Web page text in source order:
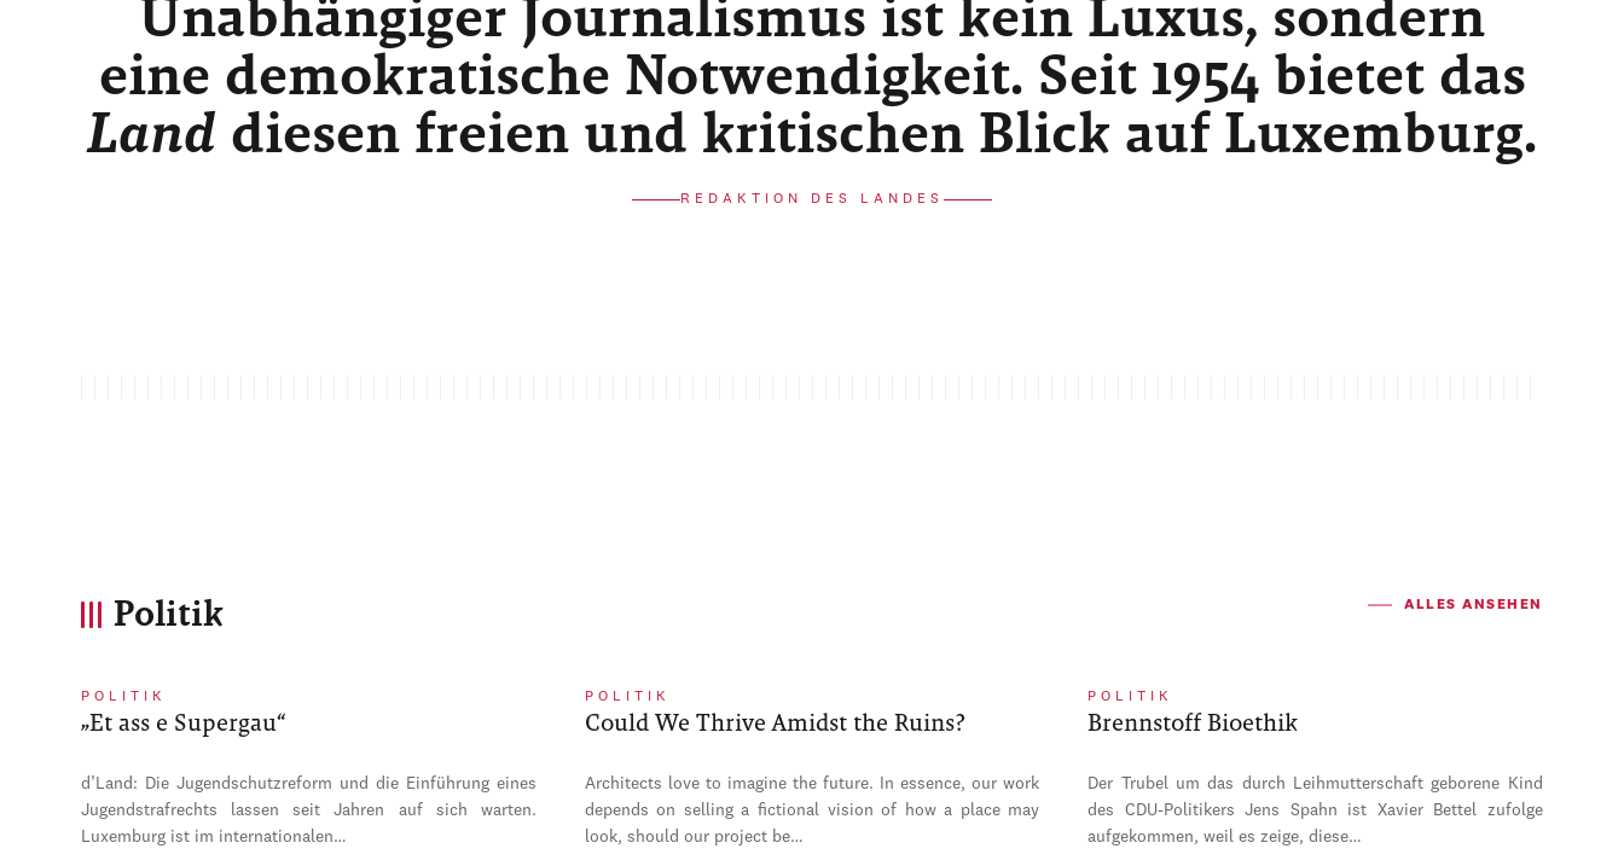
Unabhängiger Journalismus ist kein Luxus, sondern
eine demokratische Notwendigkeit. Seit 1954 bietet das
Land diesen freien und kritischen Blick auf Luxemburg.
REDAKTION DES LANDES
Politik ALLES ANSEHEN
POLITIK
„Et ass e Supergau“
d’Land: Die Jugendschutzreform und die Einführung eines
Jugendstrafrechts lassen seit Jahren auf sich warten.
Luxemburg ist im internationalen…
POLITIK
Could We Thrive Amidst the Ruins?
Architects love to imagine the future. In essence, our work
depends on selling a fictional vision of how a place may
look, should our project be…
POLITIK
Brennstoff Bioethik
Der Trubel um das durch Leihmutterschaft geborene Kind
des CDU-Politikers Jens Spahn ist Xavier Bettel zufolge
aufgekommen, weil es zeige, diese…